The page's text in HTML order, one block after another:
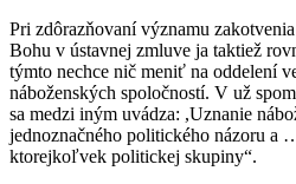
Pri zdôrazňovaní významu
Bohu v ústavnej zmluve ja taktiež
týmto nechce nič meniť na oddelení
náboženských spoločností. V už
sa medzi iným uvádza: ,Uznanie
jednoznačného politického názoru a
ktorejkoľvek politickej skupiny“.